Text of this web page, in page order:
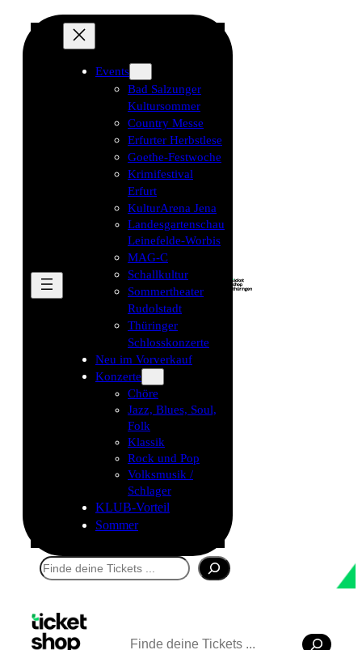
Events
Bad Salzunger
Kultursommer
Country Messe
Erfurter Herbstlese
Goethe-Festwoche
Krimifestival
Erfurt
KulturArena Jena
Landesgartenschau
Leinefelde-Worbis
MAG-C
Schallkultur
Sommertheater
Rudolstadt
Thüringer
Schlosskonzerte
Neu im Vorverkauf
Konzerte
Chöre
Jazz, Blues, Soul,
Folk
Klassik
Rock und Pop
Volksmusik /
Schlager
KLUB-Vorteil
Sommer
Suchen
Suchen